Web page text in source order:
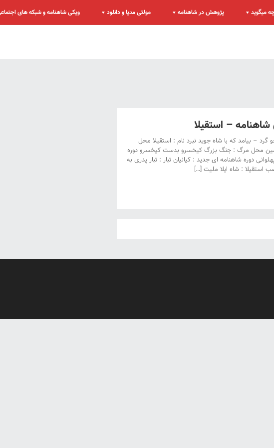
میگوید پژوهش در شاهنامه مولتی مدیا و دانلود ویکی شاهنامه و شبکه های
– استقیلا
گرد – بیامد که با شاه جوید نبرد نام : استقیلا محل
زمین محل مرگ : جنگ بزرگ کیخسرو بدست کیخسرو دوره
دوره شاهنامه ای جدید : کیانیان تبار : تبار پدری به
استقیلا : شاه ایلا ملیت […]